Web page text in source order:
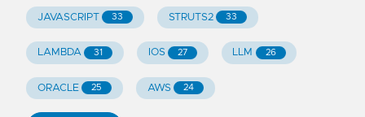
JAVASCRIPT 33 STRUTS2 33
LAMBDA 31 IOS 27 LLM 26
ORACLE 25 AWS 24